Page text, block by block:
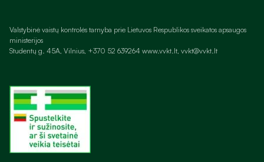
Valstybinė vaistų kontrolės tarnyba prie Lietuvos Respublikos sveikatos apsaugos
ministerijos
Studentų g. 45A, Vilnius, +370 52 639264 www.vvkt.lt, vvkt@vvkt.lt